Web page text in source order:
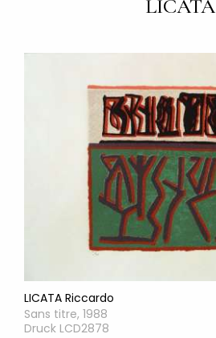
LICATA
LICATA Riccardo
Sans titre, 1988
Druck LCD2878